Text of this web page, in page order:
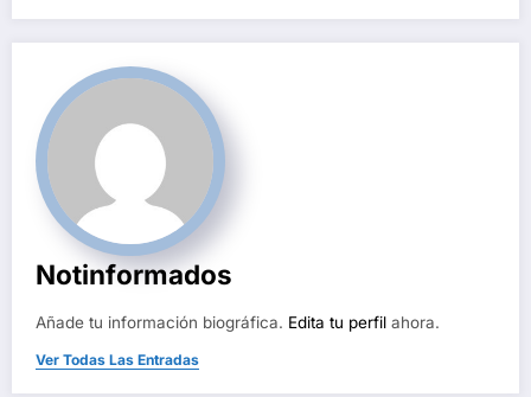
entradas
Notinformados
Añade tu información biográfica. Edita tu perfil ahora.
Ver Todas Las Entradas